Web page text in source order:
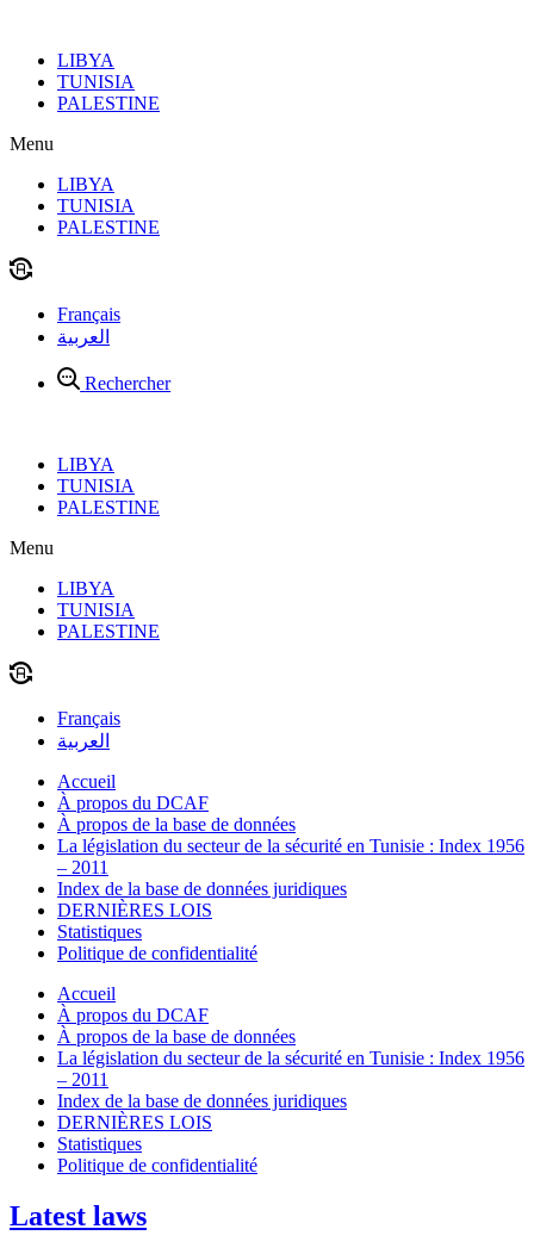
contenuLIBYA
TUNISIA
PALESTINE
Menu
LIBYA
TUNISIA
PALESTINE
Français
العربية
Rechercher
LIBYA
TUNISIA
PALESTINE
Menu
LIBYA
TUNISIA
PALESTINE
Français
العربية
Accueil
À propos du DCAF
À propos de la base de données
La législation du secteur de la sécurité en Tunisie : Index 1956
– 2011
Index de la base de données juridiques
DERNIÈRES LOIS
Statistiques
Politique de confidentialité
Accueil
À propos du DCAF
À propos de la base de données
La législation du secteur de la sécurité en Tunisie : Index 1956
– 2011
Index de la base de données juridiques
DERNIÈRES LOIS
Statistiques
Politique de confidentialité
Latest laws